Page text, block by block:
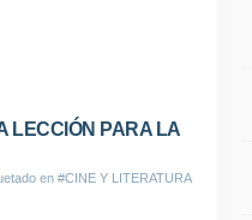
LECCIÓN PARA LA
en #CINE Y LITERATURA